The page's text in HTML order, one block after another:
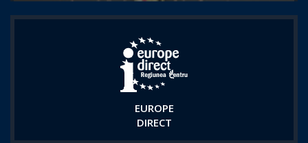
EUROPE
DIRECT